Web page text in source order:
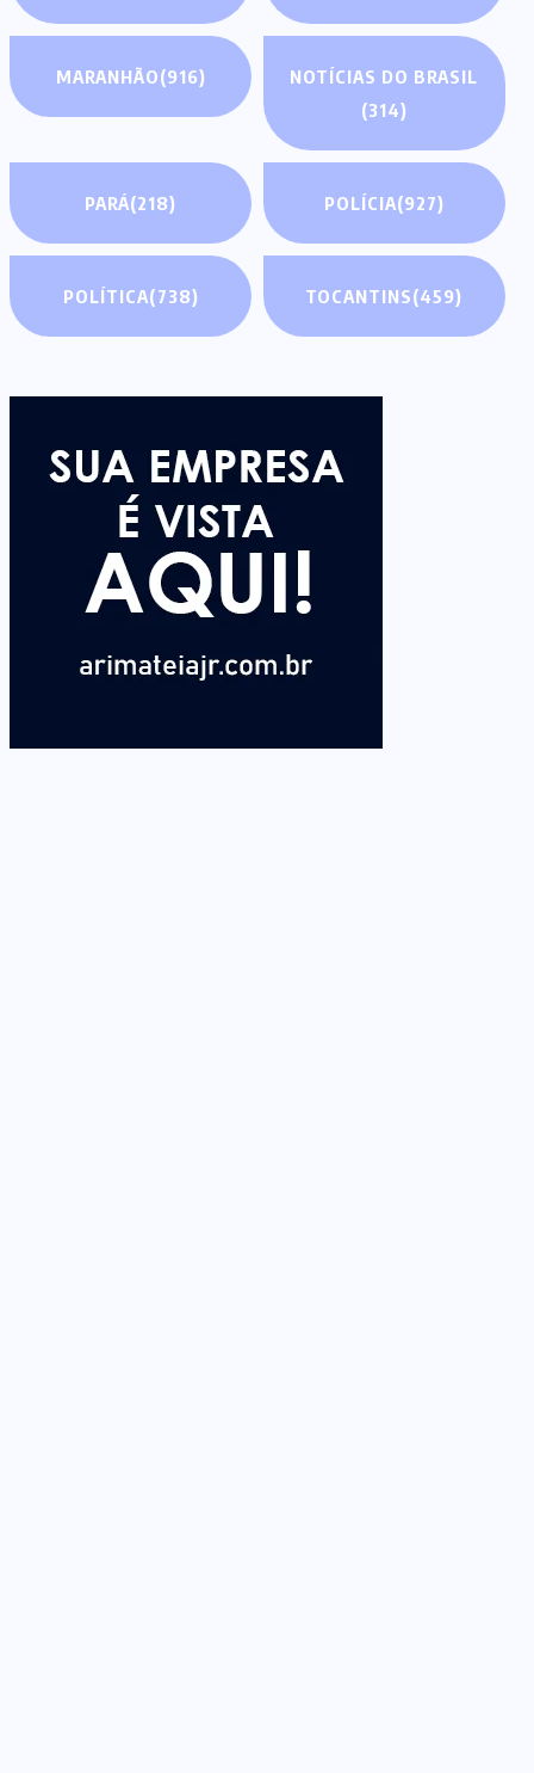
MARANHÃO(916)
NOTÍCIAS DO BRASIL
(314)
PARÁ(218) POLÍCIA(927)
POLÍTICA(738) TOCANTINS(459)